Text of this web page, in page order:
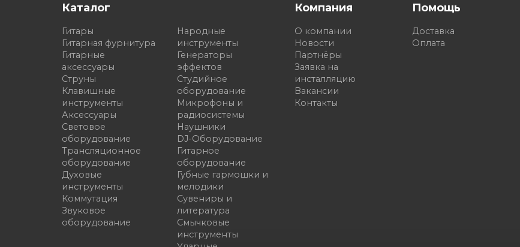
Каталог
Гитары
Гитарная фурнитура
Гитарные
аксессуары
Струны
Клавишные
инструменты
Аксессуары
Световое
оборудование
Трансляционное
оборудование
Духовые
инструменты
Коммутация
Звуковое
оборудование
Народные
инструменты
Генераторы
эффектов
Студийное
оборудование
Микрофоны и
радиосистемы
Наушники
DJ-Оборудование
Гитарное
оборудование
Губные гармошки и
мелодики
Сувениры и
литература
Смычковые
инструменты
Компания
О компании
Новости
Партнёры
Заявка на
инсталляцию
Вакансии
Контакты
Помощь
Доставка
Оплата